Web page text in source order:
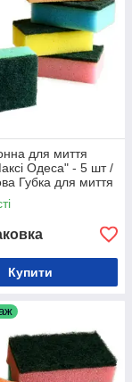
для миття
Одеса" - 5 шт /
Губка для миття
Купити